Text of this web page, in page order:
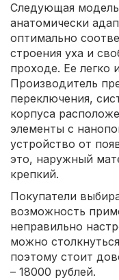
Следующая модель
анатомически
оптимально
строения уха и
проходе. Ее легко
Производитель
переключения,
корпуса
элементы с
устройство от
это, наружный
крепкий.
Покупатели
возможность
неправильно
можно
поэтому стоит
– 18000 рублей.